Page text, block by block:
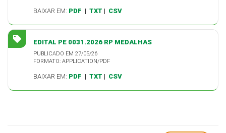
BAIXAR EM: PDF | TXT | CSV
EDITAL PE 0031.2026 RP MEDALHAS
PUBLICADO EM 27/05/26
FORMATO: APPLICATION/PDF
BAIXAR EM: PDF | TXT | CSV